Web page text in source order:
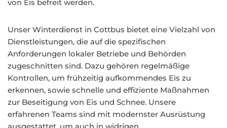
von Eis befreit werden.
Unser Winterdienst in Cottbus bietet eine Vielzahl von
Dienstleistungen, die auf die spezifischen
Anforderungen lokaler Betriebe und Behörden
zugeschnitten sind. Dazu gehören regelmäßige
Kontrollen, um frühzeitig aufkommendes Eis zu
erkennen, sowie schnelle und effiziente Maßnahmen
zur Beseitigung von Eis und Schnee. Unsere
erfahrenen Teams sind mit modernster Ausrüstung